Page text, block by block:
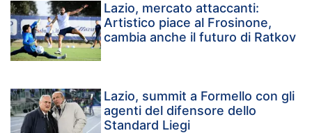
Lazio, mercato attaccanti:
Artistico piace al Frosinone,
cambia anche il futuro di Ratkov
Lazio, summit a Formello con gli
agenti del difensore dello
Standard Liegi